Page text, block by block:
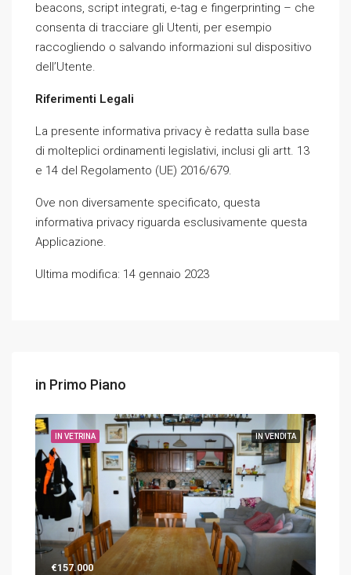
beacons, script integrati, e-tag e fingerprinting – che
consenta di tracciare gli Utenti, per esempio
raccogliendo o salvando informazioni sul dispositivo
dell’Utente.
Riferimenti Legali
La presente informativa privacy è redatta sulla base
di molteplici ordinamenti legislativi, inclusi gli artt. 13
e 14 del Regolamento (UE) 2016/679.
Ove non diversamente specificato, questa
informativa privacy riguarda esclusivamente questa
Applicazione.
Ultima modifica: 14 gennaio 2023
in Primo Piano
IN VENDITA
IN VETRINA
€157.000